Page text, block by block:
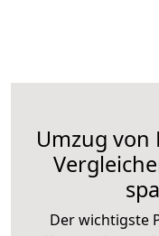
Umzug von
Der wichtigste